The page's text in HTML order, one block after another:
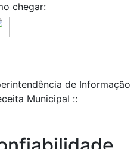
chegar:
de Informação
Municipal ::